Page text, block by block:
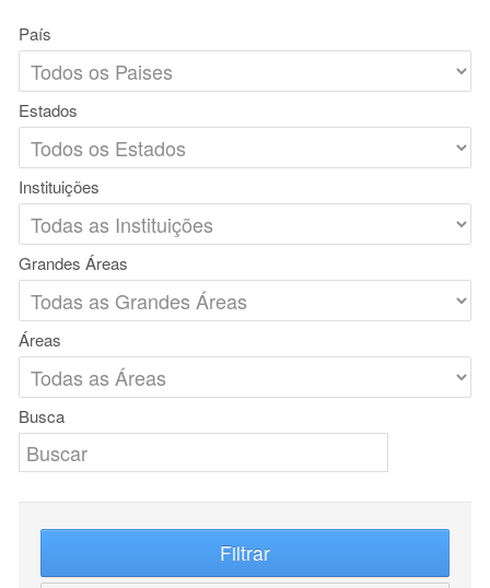
País
Estados
Instituições
Grandes Áreas
Áreas
Busca
Filtrar